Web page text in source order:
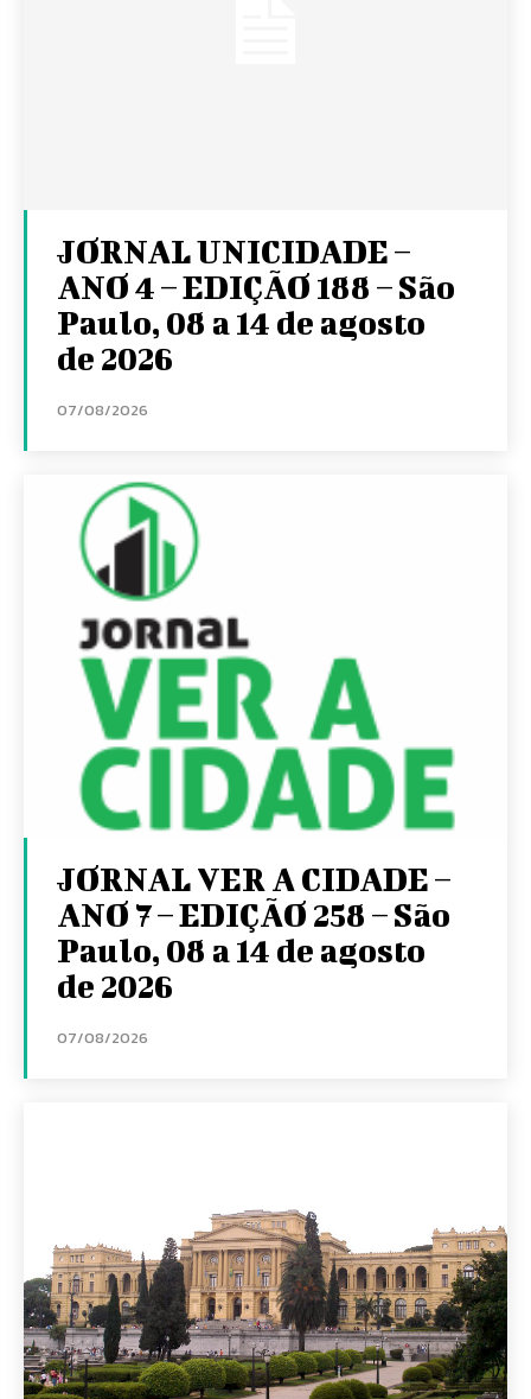
JORNAL UNICIDADE –
ANO 4 – EDIÇÃO 188 – São
Paulo, 08 a 14 de agosto
de 2026
07/08/2026
JORNAL VER A CIDADE –
ANO 7 – EDIÇÃO 258 – São
Paulo, 08 a 14 de agosto
de 2026
07/08/2026